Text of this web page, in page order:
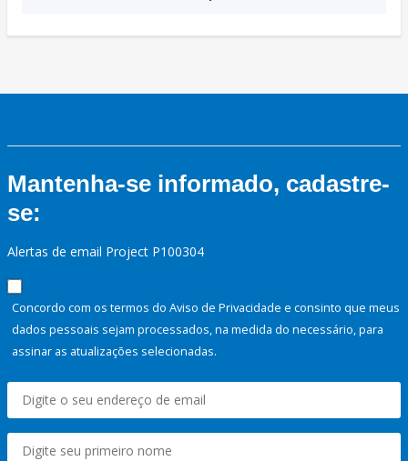
Mantenha-se informado, cadastre-
se:
Alertas de email Project P100304
Concordo com os termos do Aviso de Privacidade e consinto que meus
dados pessoais sejam processados, na medida do necessário, para
assinar as atualizações selecionadas.